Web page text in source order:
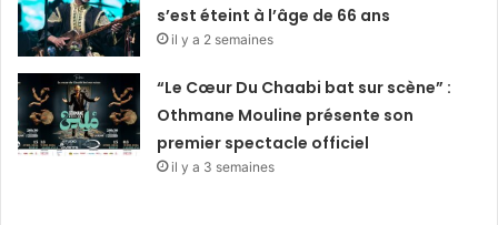
s’est éteint à l’âge de 66 ans
il y a 2 semaines
“Le Cœur Du Chaabi bat sur scène” :
Othmane Mouline présente son
premier spectacle officiel
il y a 3 semaines